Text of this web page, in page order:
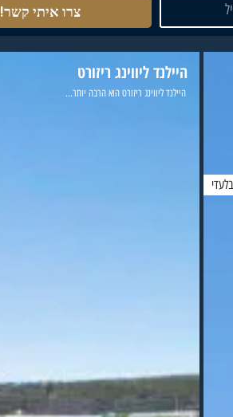
צרו איתי קשר!
היילנד ליווינג ריזורט
היילנד ליווינג ריזורט הוא הרבה יותר...